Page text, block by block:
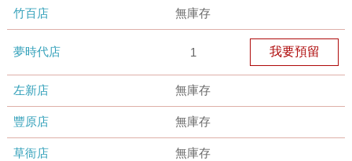
竹百店 無庫存
夢時代店 1 我要預留
左新店 無庫存
豐原店 無庫存
草衙店 無庫存